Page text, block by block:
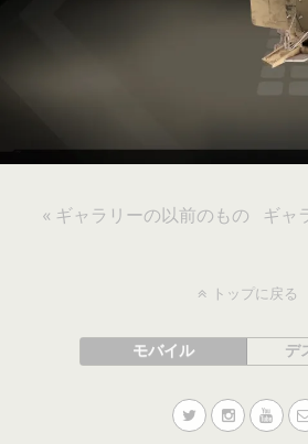
« ギャラリーの以前のもの ギャ
トップに戻る
モバイル デ